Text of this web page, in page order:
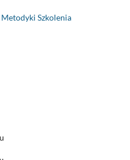
Metodyki Szkolenia